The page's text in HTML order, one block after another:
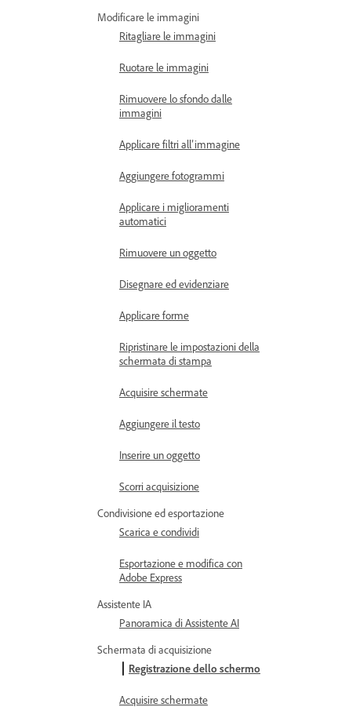
Modificare le immagini
Ritagliare le immagini
Ruotare le immagini
Rimuovere lo sfondo dalle
immagini
Applicare filtri all’immagine
Aggiungere fotogrammi
Applicare i miglioramenti
automatici
Rimuovere un oggetto
Disegnare ed evidenziare
Applicare forme
Ripristinare le impostazioni della
schermata di stampa
Acquisire schermate
Aggiungere il testo
Inserire un oggetto
Scorri acquisizione
Condivisione ed esportazione
Scarica e condividi
Esportazione e modifica con
Adobe Express
Assistente IA
Panoramica di Assistente AI
Schermata di acquisizione
Registrazione dello schermo
Acquisire schermate